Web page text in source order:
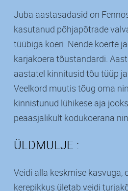
Juba aastasadasid on
kasutanud põhjapõtrade
tüübiga koeri. Nende koerte
karjakoera tõustandardi.
aastatel kinnitusid tõu tüüp
Veelkord muutis tõug oma
kinnistunud lühikese aja
peaasjalikult kodukoerana
ÜLDMULJE :
Veidi alla keskmise kasvuga,
kerepikkus ületab veidi